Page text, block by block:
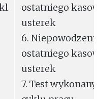
ostatniego
usterek
6.
ostatniego
usterek
7. Test